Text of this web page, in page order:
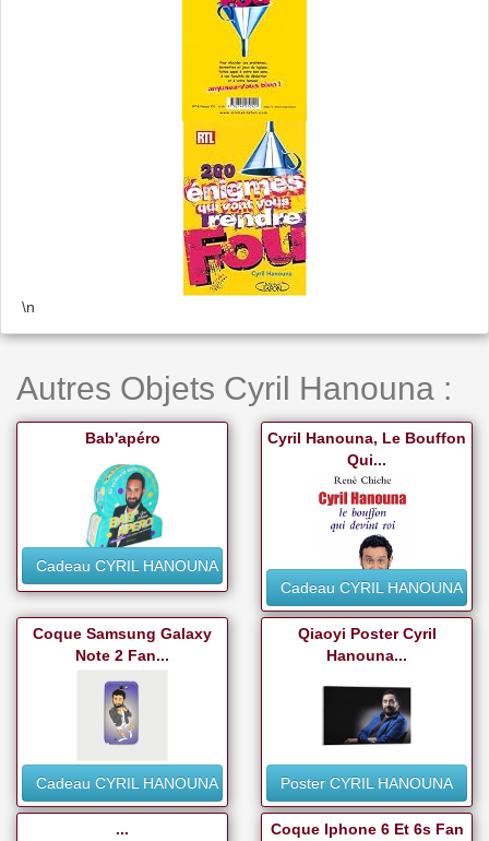
\n
Autres Objets Cyril Hanouna :
Bab'apéro
Cadeau CYRIL HANOUNA
Cyril Hanouna, Le Bouffon
Qui...
Cadeau CYRIL HANOUNA
Coque Samsung Galaxy
Note 2 Fan...
Cadeau CYRIL HANOUNA
Qiaoyi Poster Cyril
Hanouna...
Poster CYRIL HANOUNA
...
Coque Iphone 6 Et 6s Fan